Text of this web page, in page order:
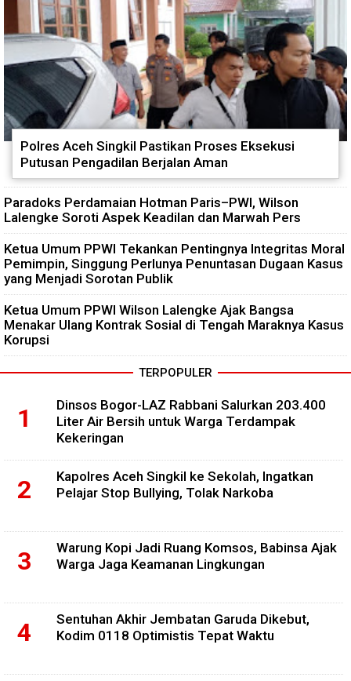
Polres Aceh Singkil Pastikan Proses Eksekusi
Putusan Pengadilan Berjalan Aman
Paradoks Perdamaian Hotman Paris–PWI, Wilson
Lalengke Soroti Aspek Keadilan dan Marwah Pers
Ketua Umum PPWI Tekankan Pentingnya Integritas Moral
Pemimpin, Singgung Perlunya Penuntasan Dugaan Kasus
yang Menjadi Sorotan Publik
Ketua Umum PPWI Wilson Lalengke Ajak Bangsa
Menakar Ulang Kontrak Sosial di Tengah Maraknya Kasus
Korupsi
TERPOPULER
Dinsos Bogor-LAZ Rabbani Salurkan 203.400
Liter Air Bersih untuk Warga Terdampak
Kekeringan
Kapolres Aceh Singkil ke Sekolah, Ingatkan
Pelajar Stop Bullying, Tolak Narkoba
Warung Kopi Jadi Ruang Komsos, Babinsa Ajak
Warga Jaga Keamanan Lingkungan
Sentuhan Akhir Jembatan Garuda Dikebut,
Kodim 0118 Optimistis Tepat Waktu